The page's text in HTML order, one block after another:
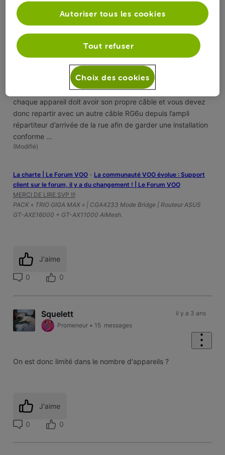
Hello
Non , vous ne pouvez pas faire de « repiquages » en
télévision numérique et les splitters 2 voies passifs a
déconseiller car font perdre environ 4 db sur la force du
signal , ce qui peut amener des problèmes suivant la
sensibilité du tuner de la tv …
chaque appareil doit avoir son propre câble et vous devez
donc repartir avec un autre câble RG6u depuis l’ampli
répartiteur d’arrivée de la rue afin de garder une installation
conforme …
(Modifié)
La charte | Le Forum VOO- ‎La communauté VOO évolue : Support
client sur le forum, il y a du changement ! | Le Forum VOO
MERCI DE LIRE SVP !!!
PACK « TRIO GIGA MAX » | CGA4233 Mode Bridge | Routeur ASUS
GT-AXE16000 + GT-AX11000 AiMesh.
J'aime
0 0
Squelett
Promeneur • 15 messages
il y a 3 ans
On est donc limité dans le nombre d'appareils ?
J'aime
0 0
Tout refuser
Autoriser tous les cookies
Choix des cookies